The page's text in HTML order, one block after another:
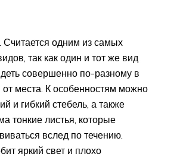
одним из самых
так как один и тот же вид
совершенно по-разному в
от места. К особенностям можно
и гибкий стебель, а также
тонкие листья, которые
вслед по течению.
яркий свет и плохо